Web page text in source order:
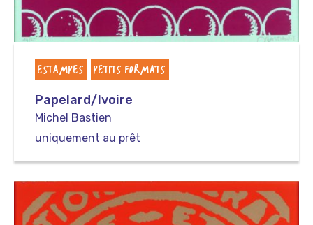
ESTAMPES PETITS FORMATS
Papelard/Ivoire
Michel Bastien
uniquement au prêt